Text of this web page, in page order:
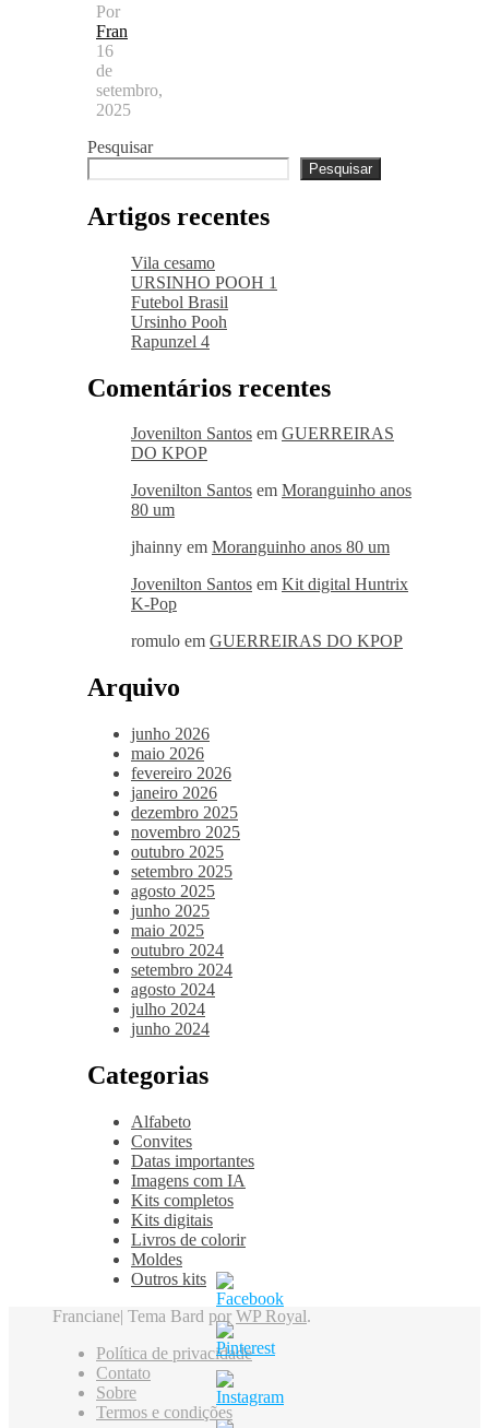
Por
Fran
16
de
setembro,
2025
Pesquisar
Pesquisar
Artigos recentes
Vila cesamo
URSINHO POOH 1
Futebol Brasil
Ursinho Pooh
Rapunzel 4
Comentários recentes
Jovenilton Santos em GUERREIRAS
DO KPOP
Jovenilton Santos em Moranguinho anos
80 um
jhainny em Moranguinho anos 80 um
Jovenilton Santos em Kit digital Huntrix
K-Pop
romulo em GUERREIRAS DO KPOP
Arquivo
junho 2026
maio 2026
fevereiro 2026
janeiro 2026
dezembro 2025
novembro 2025
outubro 2025
setembro 2025
agosto 2025
junho 2025
maio 2025
outubro 2024
setembro 2024
agosto 2024
julho 2024
junho 2024
Categorias
Alfabeto
Convites
Datas importantes
Imagens com IA
Kits completos
Kits digitais
Livros de colorir
Moldes
Outros kits
Franciane| Tema Bard por WP Royal.
Política de privacidade
Contato
Sobre
Termos e condições